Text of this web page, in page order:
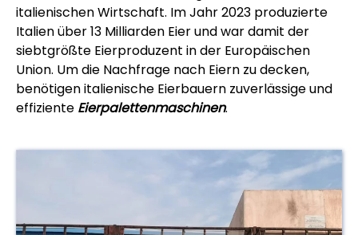
italienischen Wirtschaft. Im Jahr 2023 produzierte
Italien über 13 Milliarden Eier und war damit der
siebtgrößte Eierproduzent in der Europäischen
Union. Um die Nachfrage nach Eiern zu decken,
benötigen italienische Eierbauern zuverlässige und
effiziente Eierpalettenmaschinen.